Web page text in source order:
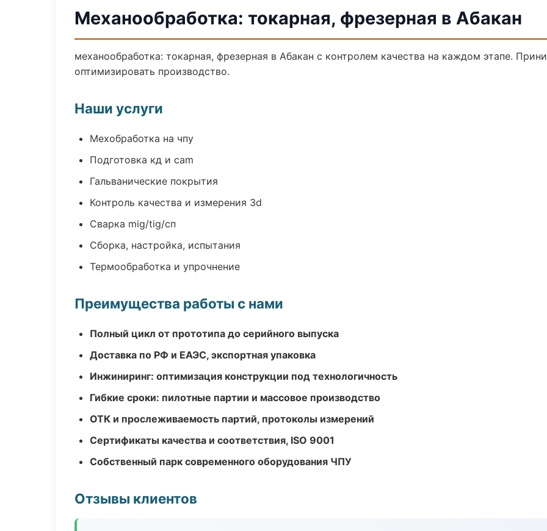
Механообработка: токарная, фрезерная в Абакан
механообработка: токарная, фрезерная в Абакан с контролем качества на каждом этапе.
оптимизировать производство.
Наши услуги
Мехобработка на чпу
Подготовка кд и cam
Гальванические покрытия
Контроль качества и измерения 3d
Сварка mig/tig/сп
Сборка, настройка, испытания
Термообработка и упрочнение
Преимущества работы с нами
Полный цикл от прототипа до серийного выпуска
Доставка по РФ и ЕАЭС, экспортная упаковка
Инжиниринг: оптимизация конструкции под технологичность
Гибкие сроки: пилотные партии и массовое производство
ОТК и прослеживаемость партий, протоколы измерений
Сертификаты качества и соответствия, ISO 9001
Собственный парк современного оборудования ЧПУ
Отзывы клиентов